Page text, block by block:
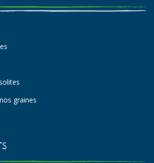
graines